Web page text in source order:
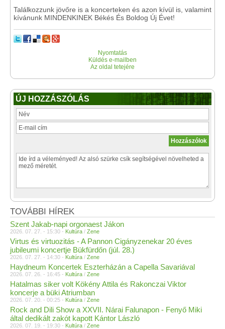
Találkozzunk jövőre is a koncerteken és azon kívül is, valamint
kívánunk MINDENKINEK Békés És Boldog Új Évet!
Nyomtatás
Küldés e-mailben
Az oldal tetejére
ÚJ HOZZÁSZÓLÁS
TOVÁBBI HÍREK
Szent Jakab-napi orgonaest Jákon
2026. 07. 27. - 15:30 - Kultúra / Zene
Virtus és virtuozitás - A Pannon Cigányzenekar 20 éves
jubileumi koncertje Bükfürdőn (júl. 28.)
2026. 07. 27. - 14:30 - Kultúra / Zene
Haydneum Koncertek Eszterházán a Capella Savariával
2026. 07. 26. - 16:45 - Kultúra / Zene
Hatalmas siker volt Kökény Attila és Rakonczai Viktor
koncerje a büki Atriumban
2026. 07. 20. - 00:25 - Kultúra / Zene
Rock and Dili Show a XXVII. Nárai Falunapon - Fenyő Miki
által dedikált zakót kapott Kántor László
2026. 07. 19. - 19:30 - Kultúra / Zene